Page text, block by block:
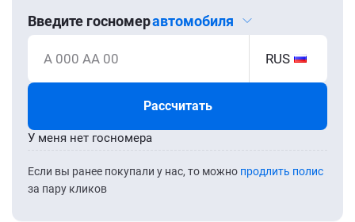
Введите госномеравтомобиля
А 000 АА 00 RUS
Рассчитать
Если вы ранее покупали у нас, то можно продлить полис
за пару кликов
У меня нет госномера